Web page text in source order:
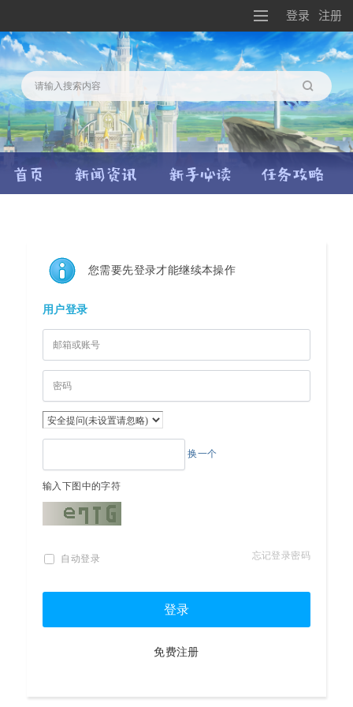
登录 注册
搜索
您需要先登录才能继续本操作
用户登录
换一个
输入下图中的字符
自动登录 忘记登录密码
登录
免费注册